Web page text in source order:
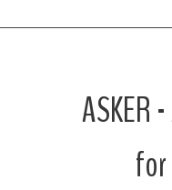
ASKER